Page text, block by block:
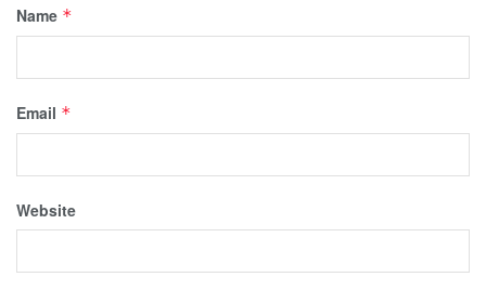
Name *
Email *
Website